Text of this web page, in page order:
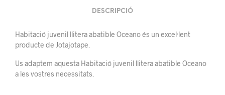
DESCRIPCIÓ
Habitació juvenil llitera abatible Oceano és un excel·lent
producte de Jotajotape.
Us adaptem aquesta Habitació juvenil llitera abatible Oceano
a les vostres necessitats.